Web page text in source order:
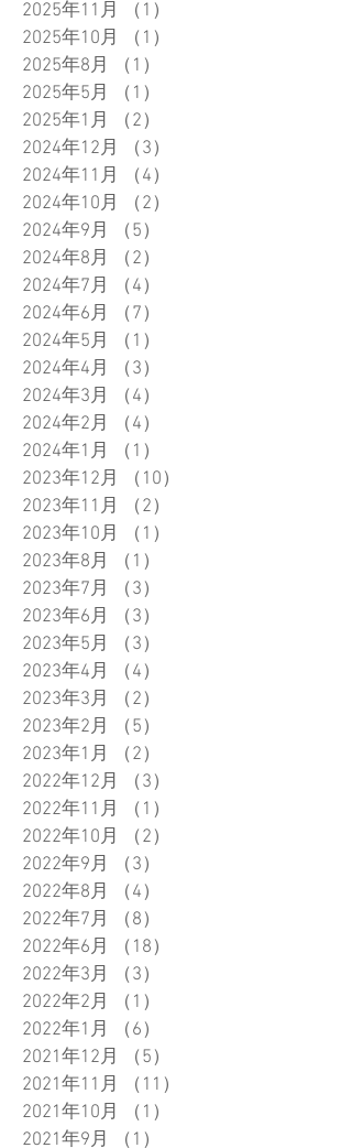
2025年11月
（1）
2025年10月
（1）
2025年8月
（1）
2025年5月
（1）
2025年1月
（2）
2024年12月
（3）
2024年11月
（4）
2024年10月
（2）
2024年9月
（5）
2024年8月
（2）
2024年7月
（4）
2024年6月
（7）
2024年5月
（1）
2024年4月
（3）
2024年3月
（4）
2024年2月
（4）
2024年1月
（1）
2023年12月
（10）
2023年11月
（2）
2023年10月
（1）
2023年8月
（1）
2023年7月
（3）
2023年6月
（3）
2023年5月
（3）
2023年4月
（4）
2023年3月
（2）
2023年2月
（5）
2023年1月
（2）
2022年12月
（3）
2022年11月
（1）
2022年10月
（2）
2022年9月
（3）
2022年8月
（4）
2022年7月
（8）
2022年6月
（18）
2022年3月
（3）
2022年2月
（1）
2022年1月
（6）
2021年12月
（5）
2021年11月
（11）
2021年10月
（1）
2021年9月
（1）